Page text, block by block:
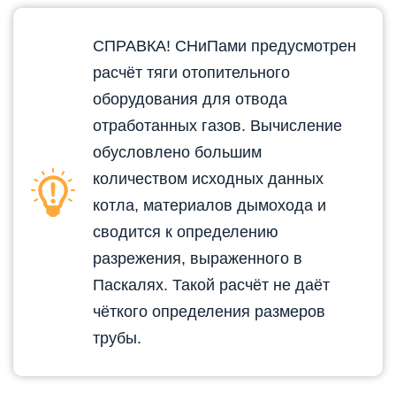
СПРАВКА! СНиПами предусмотрен
расчёт тяги отопительного
оборудования для отвода
отработанных газов. Вычисление
обусловлено большим
количеством исходных данных
котла, материалов дымохода и
сводится к определению
разрежения, выраженного в
Паскалях. Такой расчёт не даёт
чёткого определения размеров
трубы.